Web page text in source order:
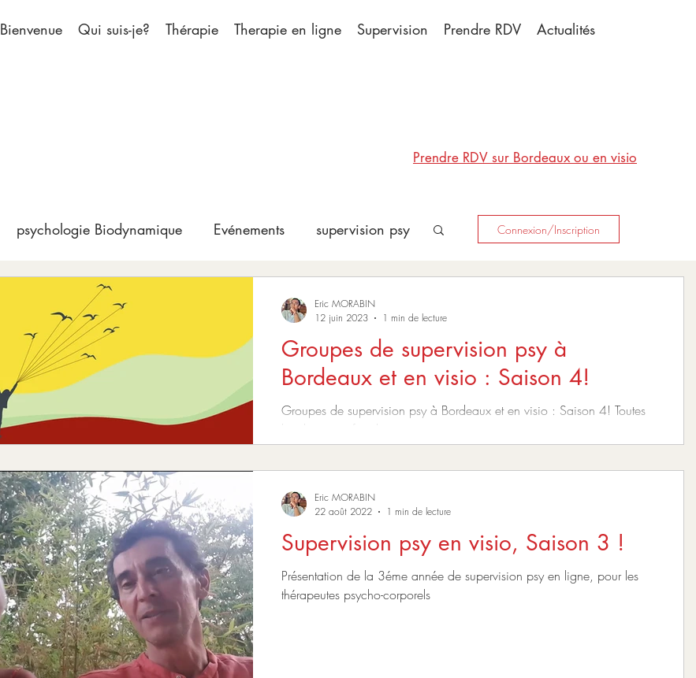
Bienvenue Qui suis-je? Thérapie Therapie en ligne Supervision Prendre RDV Actualités
Prendre RDV sur Bordeaux ou en visio
psychologie Biodynamique Evénements supervision psy Connexion/Inscription
Groupes de supervision psy à
Bordeaux et en visio : Saison 4!
Groupes de supervision psy à Bordeaux et en visio : Saison 4! Toutes
les dates et infos dans ce post.
Eric MORABIN
12 juin 2023
1 min de lecture
Supervision psy en visio, Saison 3 !
Présentation de la 3éme année de supervision psy en ligne, pour les
thérapeutes psycho-corporels
Eric MORABIN
22 août 2022
1 min de lecture